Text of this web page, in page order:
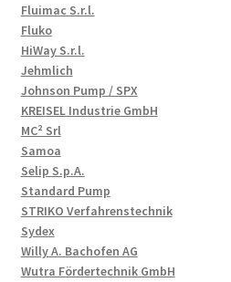
Fluimac S.r.l.
Fluko
HiWay S.r.l.
Jehmlich
Johnson Pump / SPX
KREISEL Industrie GmbH
MC² Srl
Samoa
Selip S.p.A.
Standard Pump
STRIKO Verfahrenstechnik
Sydex
Willy A. Bachofen AG
Wutra Fördertechnik GmbH